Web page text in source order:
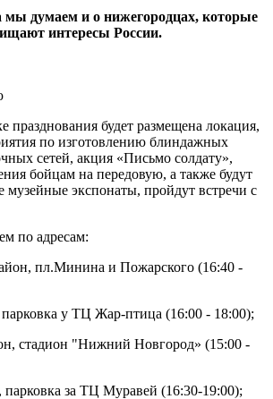
мы думаем и о нижегородцах, которые
интересы России.
празднования будет размещена локация,
по изготовлению блиндажных
сетей, акция «Письмо солдату»,
бойцам на передовую, а также будут
экспонаты, пройдут встречи с
по адресам:
пл.Минина и Пожарского (16:40 -
у ТЦ Жар-птица (16:00 - 18:00);
стадион "Нижний Новгород» (15:00 -
за ТЦ Муравей (16:30-19:00);